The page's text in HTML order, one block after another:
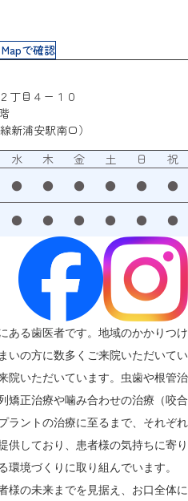
で確認
丁目４ー１０
新浦安駅南口）
水 木 金 土 日 祝
● ● ● ● ● ●
● ● ● ● ● ●
ある歯医者です。地域のかかりつけ
いの方に数多くご来院いただいてい
院いただいています。虫歯や根管治
矯正治療や噛み合わせの治療（咬合
ラントの治療に至るまで、それぞれ
供しており、患者様の気持ちに寄り
境づくりに取り組んでいます。
様の未来までを見据え、お口全体に